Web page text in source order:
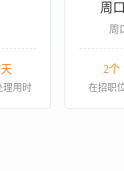
理用时
周
周
2个
在招职